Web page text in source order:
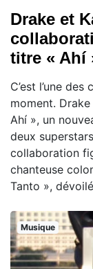
Drake et
titre « Ahí
C’est l’une
moment.
Ahí », un
deux
collaboration
chanteuse
Tanto »,
Musique